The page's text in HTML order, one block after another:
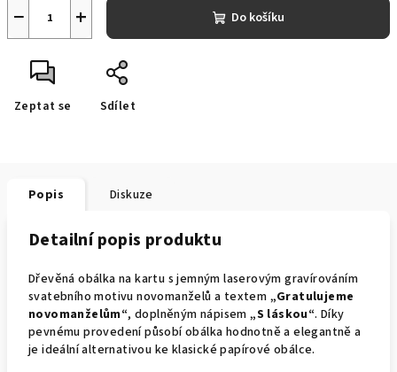
+
− Do košíku
Zeptat se Sdílet
Popis Diskuze
Detailní popis produktu
Dřevěná obálka na kartu s jemným laserovým gravírováním
svatebního motivu novomanželů a textem „Gratulujeme
novomanželům“, doplněným nápisem „S láskou“. Díky
pevnému provedení působí obálka hodnotně a elegantně a
je ideální alternativou ke klasické papírové obálce.